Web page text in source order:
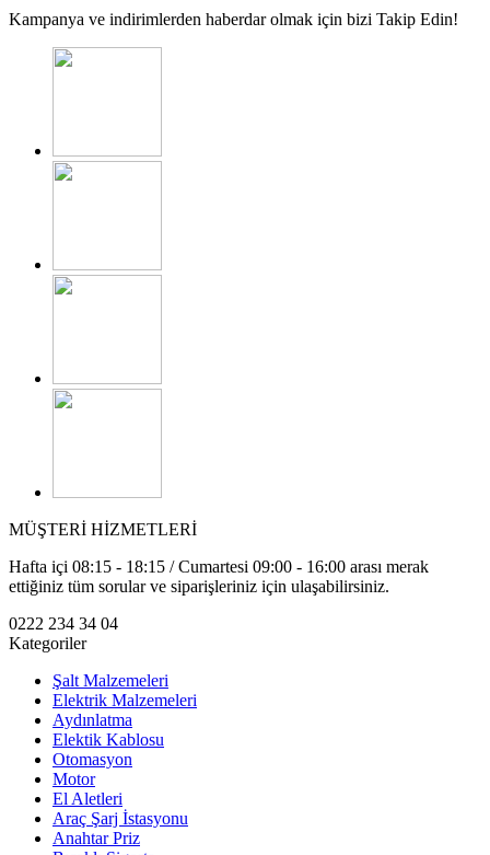
Kampanya ve indirimlerden haberdar olmak için bizi Takip Edin!
MÜŞTERİ HİZMETLERİ
Hafta içi 08:15 - 18:15 / Cumartesi 09:00 - 16:00 arası merak
ettiğiniz tüm sorular ve siparişleriniz için ulaşabilirsiniz.
0222 234 34 04
Kategoriler
Şalt Malzemeleri
Elektrik Malzemeleri
Aydınlatma
Elektik Kablosu
Otomasyon
Motor
El Aletleri
Araç Şarj İstasyonu
Anahtar Priz